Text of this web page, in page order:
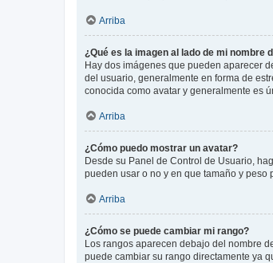
Arriba
¿Qué es la imagen al lado de mi nombre
Hay dos imágenes que pueden aparecer
del usuario, generalmente en forma de
conocida como avatar y generalmente es
Arriba
¿Cómo puedo mostrar un avatar?
Desde su Panel de Control de Usuario,
pueden usar o no y en que tamaño y
Arriba
¿Cómo se puede cambiar mi rango?
Los rangos aparecen debajo del nombre
puede cambiar su rango directamente ya